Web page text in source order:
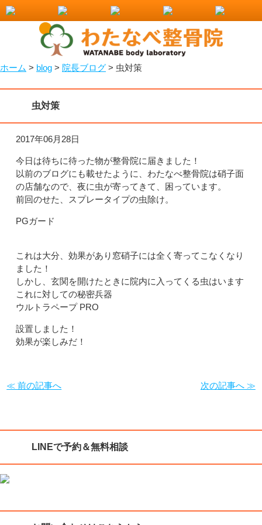
小山市で整骨院をお探しなら！わたなべ整骨院
ホーム > blog > 院長ブログ > 虫対策
虫対策
2017年06月28日
今日は待ちに待った物が整骨院に届きました！
以前のブログにも載せたように、わたなべ整骨院は硝子面
の店舗なので、夜に虫が寄ってきて、困っています。
前回のせた、スプレータイプの虫除け。
PGガード
これは大分、効果があり窓硝子には全く寄ってこなくなり
ました！
しかし、玄関を開けたときに院内に入ってくる虫はいます
これに対しての秘密兵器
ウルトラペープ PRO
設置しました！
効果が楽しみだ！
≪ 前の記事へ 次の記事へ ≫
LINEで予約＆無料相談